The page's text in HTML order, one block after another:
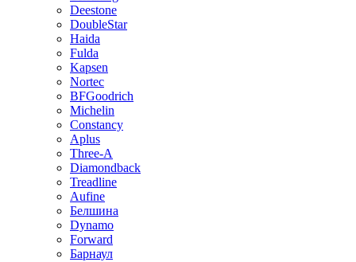
Deestone
DoubleStar
Haida
Fulda
Kapsen
Nortec
BFGoodrich
Michelin
Constancy
Aplus
Three-A
Diamondback
Treadline
Aufine
Белшина
Dynamo
Forward
Барнаул